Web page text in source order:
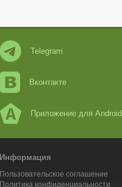
Telegram
Вконтакте
Приложение для Android
Информация
Пользовательское соглашение
Политика конфиденциальности